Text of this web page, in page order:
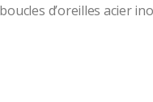
d’oreilles acier